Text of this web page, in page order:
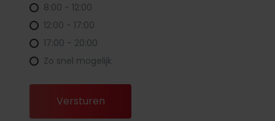
8:00 - 12:00
12:00 - 17:00
17:00 - 20:00
Zo snel mogelijk